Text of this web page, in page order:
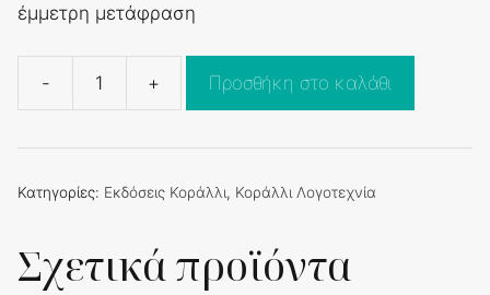
έμμετρη μετάφραση
-
Λουκιανού
Διάλογοι
ποσότητα
+ Προσθήκη στο καλάθι
Κατηγορίες: Εκδόσεις Κοράλλι, Κοράλλι Λογοτεχνία
Σχετικά προϊόντα